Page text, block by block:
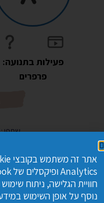
פעילות בתנועה:
פרפרים
רוצים להמליץ לנו
אם
חוויית הגלישה, ניתוח
נוסף על אופן השימוש במידע